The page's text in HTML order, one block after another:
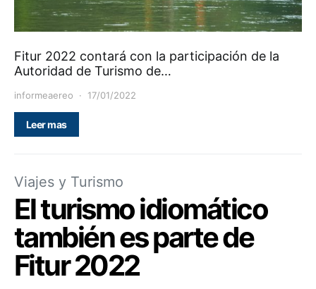
Fitur 2022 contará con la participación de la
Autoridad de Turismo de…
informeaereo 17/01/2022
Leer mas
Viajes y Turismo
El turismo idiomático
también es parte de
Fitur 2022